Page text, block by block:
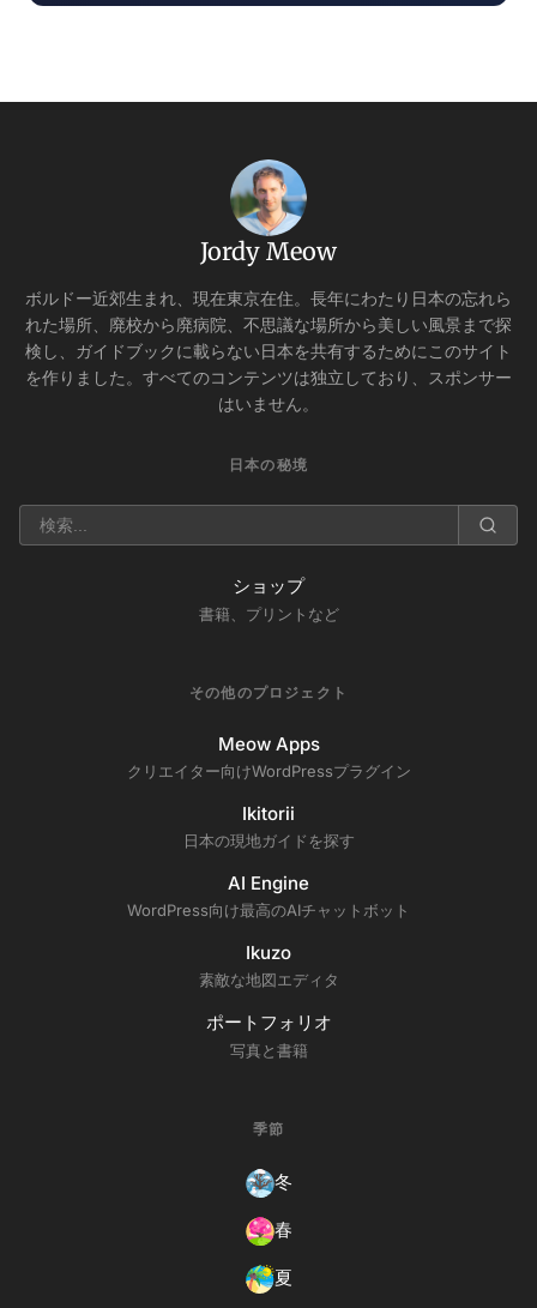
Jordy Meow
ボルドー近郊生まれ、現在東京在住。長年にわたり日本の忘れら
れた場所、廃校から廃病院、不思議な場所から美しい風景まで探
検し、ガイドブックに載らない日本を共有するためにこのサイト
を作りました。すべてのコンテンツは独立しており、スポンサー
はいません。
日本の秘境
ショップ
書籍、プリントなど
その他のプロジェクト
Meow Apps
クリエイター向けWordPressプラグイン
Ikitorii
日本の現地ガイドを探す
AI Engine
WordPress向け最高のAIチャットボット
Ikuzo
素敵な地図エディタ
ポートフォリオ
写真と書籍
季節
冬
春
夏